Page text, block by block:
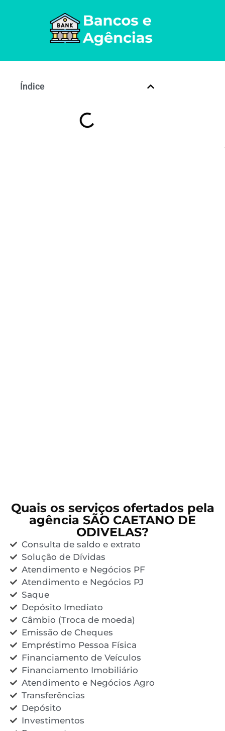
Índice
Quais os serviços ofertados pela
agência SÃO CAETANO DE
ODIVELAS?
Consulta de saldo e extrato
Solução de Dívidas
Atendimento e Negócios PF
Atendimento e Negócios PJ
Saque
Depósito Imediato
Câmbio (Troca de moeda)
Emissão de Cheques
Empréstimo Pessoa Física
Financiamento de Veículos
Financiamento Imobiliário
Atendimento e Negócios Agro
Transferências
Depósito
Investimentos